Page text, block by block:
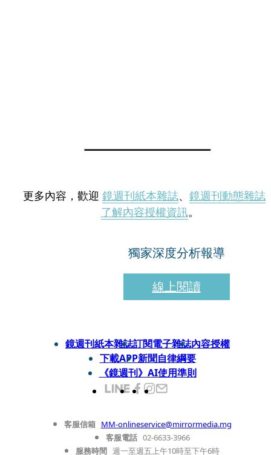
更多內容，歡迎 鏡週刊紙本雜誌、 鏡週刊動態雜誌
了解內容授權資訊。
獨家深度分析報導
線上閱讀
鏡週刊紙本雜誌訂閱電子雜誌內容授權
下載APP新聞自律綱要
《鏡週刊》AI使用準則
客服信箱 MM-onlineservice@mirrormedia.mg
客服電話 02-6633-3966
服務時間 週一至週五上午10時至下午6時